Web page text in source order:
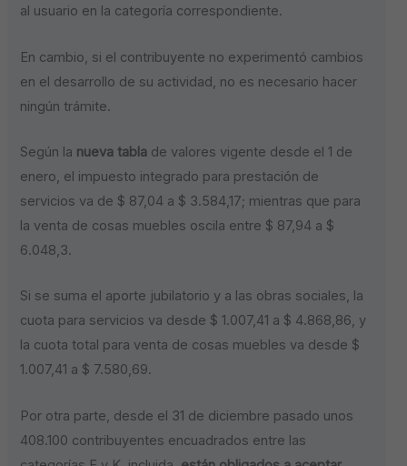
al usuario en la categoría correspondiente.
En cambio, si el contribuyente no experimentó cambios
en el desarrollo de su actividad, no es necesario hacer
ningún trámite.
Según la nueva tabla de valores vigente desde el 1 de
enero, el impuesto integrado para prestación de
servicios va de $ 87,04 a $ 3.584,17; mientras que para
la venta de cosas muebles oscila entre $ 87,94 a $
6.048,3.
Si se suma el aporte jubilatorio y a las obras sociales, la
cuota para servicios va desde $ 1.007,41 a $ 4.868,86, y
la cuota total para venta de cosas muebles va desde $
1.007,41 a $ 7.580,69.
Por otra parte, desde el 31 de diciembre pasado unos
408.100 contribuyentes encuadrados entre las